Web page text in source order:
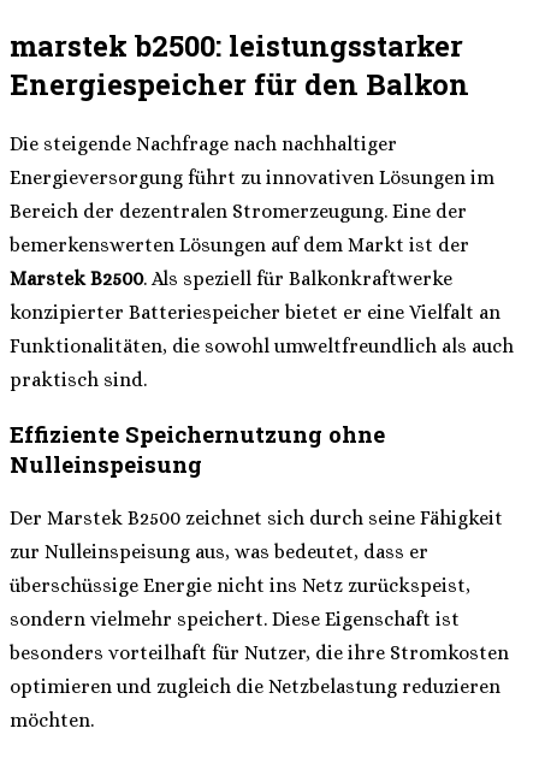
marstek b2500: leistungsstarker
Energiespeicher für den Balkon
Die steigende Nachfrage nach nachhaltiger
Energieversorgung führt zu innovativen Lösungen im
Bereich der dezentralen Stromerzeugung. Eine der
bemerkenswerten Lösungen auf dem Markt ist der
Marstek B2500. Als speziell für Balkonkraftwerke
konzipierter Batteriespeicher bietet er eine Vielfalt an
Funktionalitäten, die sowohl umweltfreundlich als auch
praktisch sind.
Effiziente Speichernutzung ohne
Nulleinspeisung
Der Marstek B2500 zeichnet sich durch seine Fähigkeit
zur Nulleinspeisung aus, was bedeutet, dass er
überschüssige Energie nicht ins Netz zurückspeist,
sondern vielmehr speichert. Diese Eigenschaft ist
besonders vorteilhaft für Nutzer, die ihre Stromkosten
optimieren und zugleich die Netzbelastung reduzieren
möchten.